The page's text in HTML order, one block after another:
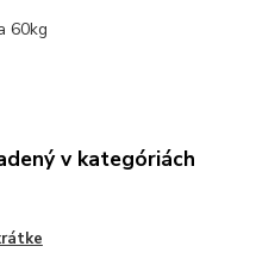
v kategóriách